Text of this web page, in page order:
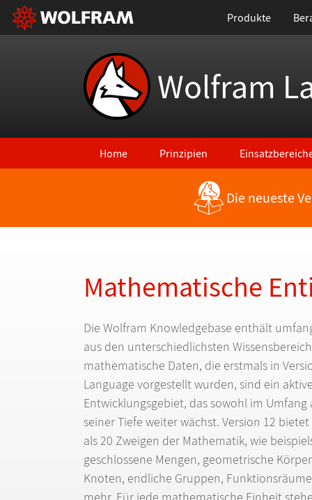
Produkte
Wolfram
Home Prinzipien
Zurück zu den neuesten FeaturesDie neueste
Mathematische
Die Wolfram Knowledgebase enthält
aus den unterschiedlichsten
mathematische Daten, die erstmals in
Language vorgestellt wurden, sind ein
Entwicklungsgebiet, das sowohl im Umfang
seiner Tiefe weiter wächst. Version 12
als 20 Zweigen der Mathematik, wie
geschlossene Mengen, geometrische Kö
Knoten, endliche Gruppen, Funktionsrä